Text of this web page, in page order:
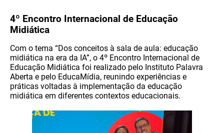
4º Encontro Internacional de Educação
Midiática
Com o tema “Dos conceitos à sala de aula: educação
midiática na era da IA”, o 4º Encontro Internacional de
Educação Midiática foi realizado pelo Instituto Palavra
Aberta e pelo EducaMídia, reunindo experiências e
práticas voltadas à implementação da educação
midiática em diferentes contextos educacionais.